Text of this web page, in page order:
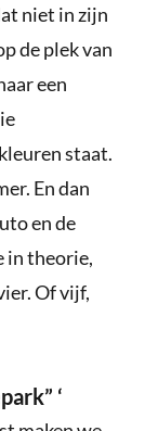
niet in zijn
de plek van
een
staat.
En dan
en de
in theorie,
Of vijf,
‘